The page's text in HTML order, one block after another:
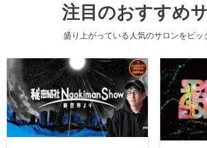
注目のおすすめ
盛り上がっている人気のサロンをピッ